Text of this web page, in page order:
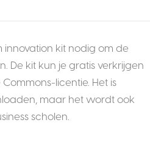
kit nodig om de
De kit kun je gratis verkrijgen
licentie. Het is
maar het wordt ook
scholen.